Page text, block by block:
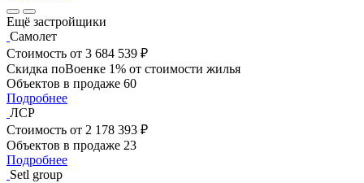
Ещё застройщики
Самолет
Стоимость от 3 684 539 ₽
Скидка поВоенке 1% от стоимости жилья
Объектов в продаже 60
Подробнее
ЛСР
Стоимость от 2 178 393 ₽
Объектов в продаже 23
Подробнее
Setl group